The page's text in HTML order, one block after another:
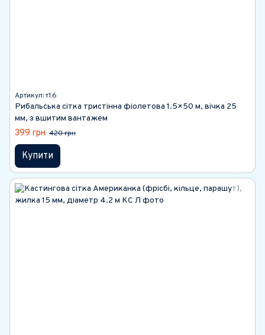
Артикул: т1.6
Рибальська сітка тристінна фіолетова 1.5×50 м, вічка 25
мм, з вшитим вантажем
399 грн 420 грн
Купити